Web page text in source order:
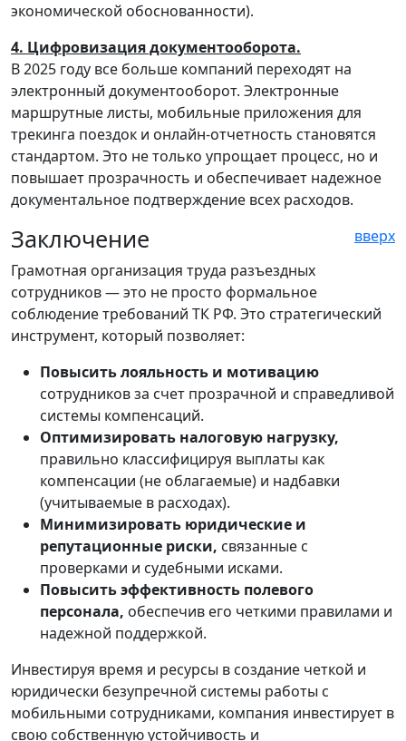
экономической обоснованности).
4. Цифровизация документооборота.
В 2025 году все больше компаний переходят на
электронный документооборот. Электронные
маршрутные листы, мобильные приложения для
трекинга поездок и онлайн-отчетность становятся
стандартом. Это не только упрощает процесс, но и
повышает прозрачность и обеспечивает надежное
документальное подтверждение всех расходов.
вверх
Заключение
Грамотная организация труда разъездных
сотрудников — это не просто формальное
соблюдение требований ТК РФ. Это стратегический
инструмент, который позволяет:
Повысить лояльность и мотивацию
сотрудников за счет прозрачной и справедливой
системы компенсаций.
Оптимизировать налоговую нагрузку,
правильно классифицируя выплаты как
компенсации (не облагаемые) и надбавки
(учитываемые в расходах).
Минимизировать юридические и
репутационные риски, связанные с
проверками и судебными исками.
Повысить эффективность полевого
персонала, обеспечив его четкими правилами и
надежной поддержкой.
Инвестируя время и ресурсы в создание четкой и
юридически безупречной системы работы с
мобильными сотрудниками, компания инвестирует в
свою собственную устойчивость и